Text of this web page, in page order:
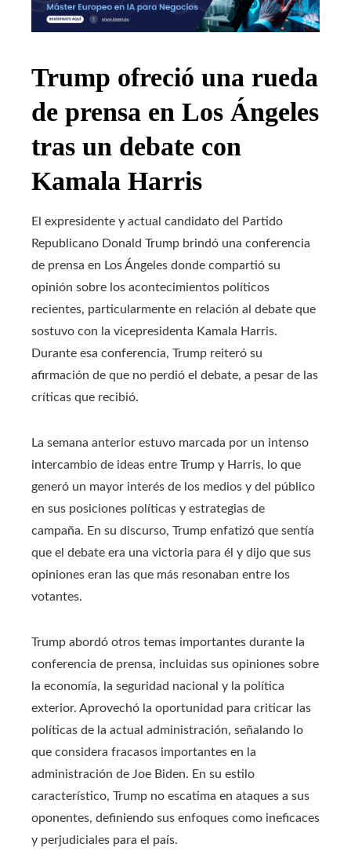
Trump ofreció una rueda
de prensa en Los Ángeles
tras un debate con
Kamala Harris
El expresidente y actual candidato del Partido
Republicano Donald Trump brindó una conferencia
de prensa en Los Ángeles donde compartió su
opinión sobre los acontecimientos políticos
recientes, particularmente en relación al debate que
sostuvo con la vicepresidenta Kamala Harris.
Durante esa conferencia, Trump reiteró su
afirmación de que no perdió el debate, a pesar de las
críticas que recibió.
La semana anterior estuvo marcada por un intenso
intercambio de ideas entre Trump y Harris, lo que
generó un mayor interés de los medios y del público
en sus posiciones políticas y estrategias de
campaña. En su discurso, Trump enfatizó que sentía
que el debate era una victoria para él y dijo que sus
opiniones eran las que más resonaban entre los
votantes.
Trump abordó otros temas importantes durante la
conferencia de prensa, incluidas sus opiniones sobre
la economía, la seguridad nacional y la política
exterior. Aprovechó la oportunidad para criticar las
políticas de la actual administración, señalando lo
que considera fracasos importantes en la
administración de Joe Biden. En su estilo
característico, Trump no escatima en ataques a sus
oponentes, definiendo sus enfoques como ineficaces
y perjudiciales para el país.